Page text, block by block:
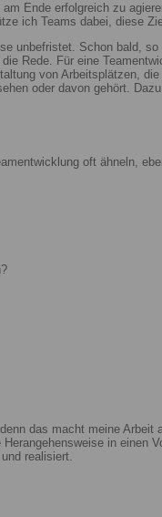
Ende erfolgreich zu
ich Teams dabei, diese
unbefristet. Schon bald,
Rede. Für eine
von Arbeitsplätzen,
oder davon gehört.
oft ähneln,
das macht meine Arbeit
in einen
realisiert.